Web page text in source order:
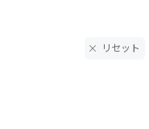
リセット